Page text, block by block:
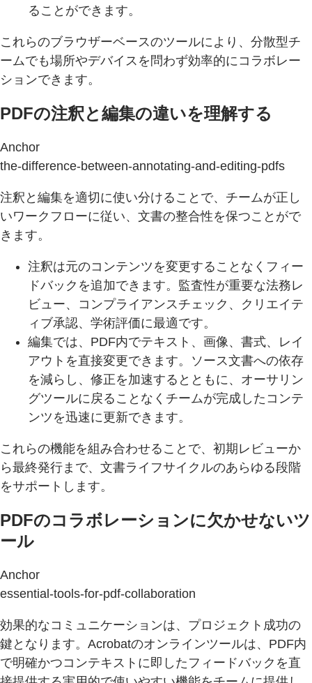
ることができます。
これらのブラウザーベースのツールにより、分散型チ
ームでも場所やデバイスを問わず効率的にコラボレー
ションできます。
PDFの注釈と編集の違いを理解する
Anchor
the-difference-between-annotating-and-editing-pdfs
注釈と編集を適切に使い分けることで、チームが正し
いワークフローに従い、文書の整合性を保つことがで
きます。
注釈は元のコンテンツを変更することなくフィー
ドバックを追加できます。監査性が重要な法務レ
ビュー、コンプライアンスチェック、クリエイテ
ィブ承認、学術評価に最適です。
編集では、PDF内でテキスト、画像、書式、レイ
アウトを直接変更できます。ソース文書への依存
を減らし、修正を加速するとともに、オーサリン
グツールに戻ることなくチームが完成したコンテ
ンツを迅速に更新できます。
これらの機能を組み合わせることで、初期レビューか
ら最終発行まで、文書ライフサイクルのあらゆる段階
をサポートします。
PDFのコラボレーションに欠かせないツ
ール
Anchor
essential-tools-for-pdf-collaboration
効果的なコミュニケーションは、プロジェクト成功の
鍵となります。Acrobatのオンラインツールは、PDF内
で明確かつコンテキストに即したフィードバックを直